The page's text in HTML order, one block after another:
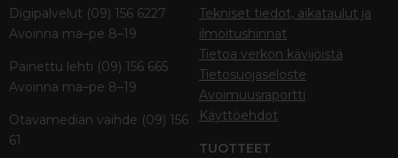
Digipalvelut (09) 156 6227
Avoinna ma–pe 8–19
Painettu lehti (09) 156 665
Avoinna ma–pe 8–19
Otavamedian vaihde (09) 156
61
Tekniset tiedot, aikataulut ja
ilmoitushinnat
Tietoa verkon kävijöistä
Tietosuojaseloste
Avoimuusraportti
Käyttöehdot
TUOTTEET